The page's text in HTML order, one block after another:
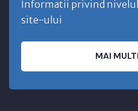
Informatii privind nivelul
site-ului
MAI